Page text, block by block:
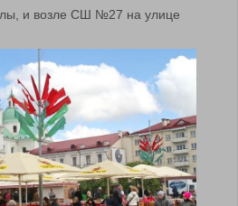
и возле СШ №27 на улице